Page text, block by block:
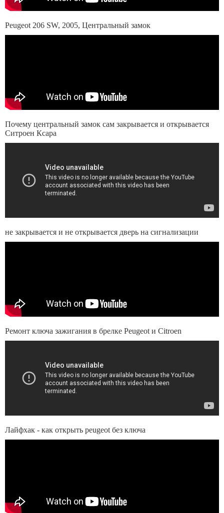
Peugeot 206 SW, 2005, Центральный замок
Почему центральный замок сам закрывается и открывается
Ситроен Ксара
не закрывается и не открывается дверь на сигнализации
Ремонт ключа зажигания в брелке Peugeot и Citroen
Лайфхак - как открыть peugeot без ключа